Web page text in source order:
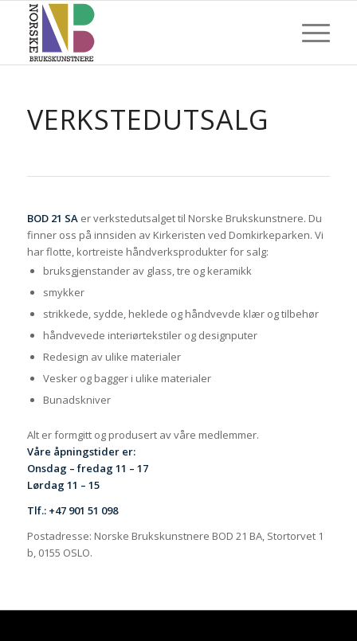
VERKSTEDUTSALG
BOD 21 SAer verkstedutsalget til Norske Brukskunstnere. Du
finner oss på innsiden av Kirkeristen ved Domkirkeparken. Vi
har flotte, kortreiste håndverksprodukter for salg:
bruksgjenstander av glass, tre og keramikk
smykker
strikkede, sydde, heklede og håndvevde klær og tilbehør
håndvevede interiørtekstiler og designputer
Redesign av ulike materialer
Vesker og bagger i ulike materialer
Bunadskniver
Alt er formgitt og produsert av våre medlemmer.
Våre åpningstider er:
Onsdag – fredag 11 – 17
Lørdag 11 – 15
Tlf.: +47 901 51 098
Postadresse: Norske Brukskunstnere BOD 21 BA, Stortorvet 1
b, 0155 OSLO.